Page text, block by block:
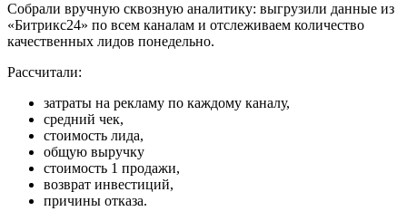
Собрали вручную сквозную аналитику: выгрузили данные из
«Битрикс24» по всем каналам и отслеживаем количество
качественных лидов понедельно.
Рассчитали:
затраты на рекламу по каждому каналу,
средний чек,
стоимость лида,
общую выручку
стоимость 1 продажи,
возврат инвестиций,
причины отказа.